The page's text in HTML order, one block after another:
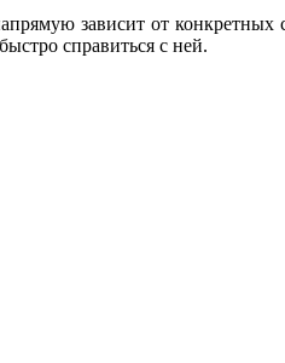
зависит от
справиться с ней.